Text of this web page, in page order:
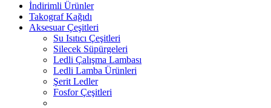
İndirimli Ürünler
Takograf Kağıdı
Aksesuar Çeşitleri
Su Isıtıcı Çeşitleri
Silecek Süpürgeleri
Ledli Çalışma Lambası
Ledli Lamba Ürünleri
Şerit Ledler
Fosfor Çeşitleri